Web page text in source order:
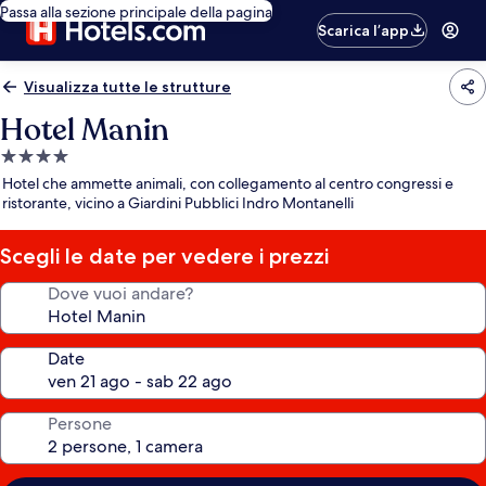
Passa alla sezione principale della pagina
Scarica l’app
Visualizza tutte le strutture
Hotel Manin
Struttura
a
4.0
stelle
Hotel che ammette animali, con collegamento al centro congressi e
ristorante, vicino a Giardini Pubblici Indro Montanelli
Scegli le date per vedere i prezzi
Dove vuoi andare?
Date
Persone